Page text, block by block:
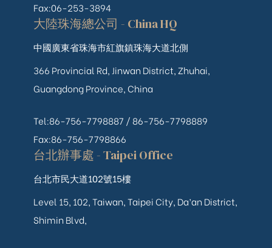
Fax:06-253-3894
大陸珠海總公司 - China HQ
中國廣東省珠海市紅旗鎮珠海大道北側
366 Provincial Rd, Jinwan District, Zhuhai,
Guangdong Province, China
Tel:86-756-7798887 / 86-756-7798889
Fax:86-756-7798866
台北辦事處 - Taipei Office
台北市民大道102號15樓
Level 15, 102, Taiwan, Taipei City, Da’an District,
Shimin Blvd,